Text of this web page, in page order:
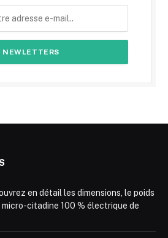
en détail les dimensions, le poids
citadine 100 % électrique de